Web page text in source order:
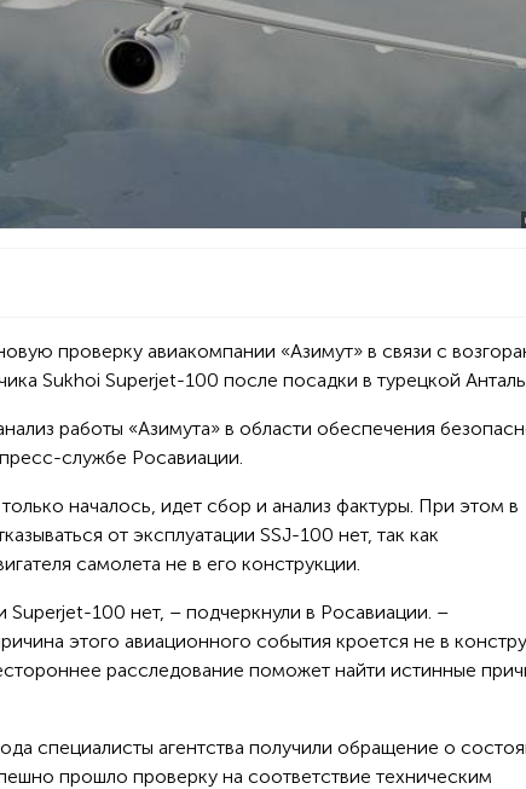
проверку авиакомпании «Азимут» в связи с
Sukhoi Superjet-100 после посадки в турецкой
работы «Азимута» в области обеспечения
службе Росавиации.
началось, идет сбор и анализ фактуры. При этом в
от эксплуатации SSJ-100 нет, так как
самолета не в его конструкции.
Superjet-100 нет, – подчеркнули в Росавиации. –
этого авиационного события кроется не в
расследование поможет найти истинные
специалисты агентства получили обращение о
прошло проверку на соответствие техническим